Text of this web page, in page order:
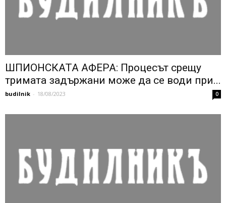
ШПИОНСКАТА АФЕРА: Процесът срещу
тримата задържани може да се води при...
budilnik - 18/08/2023 0